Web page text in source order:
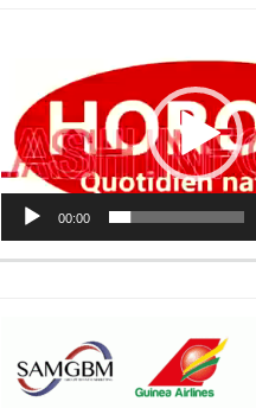
00:00